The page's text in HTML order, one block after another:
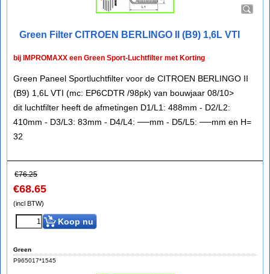
Green Filter CITROEN BERLINGO II (B9) 1,6L VTI
bij IMPROMAXX een Green Sport-Luchtfilter met Korting
Green Paneel Sportluchtfilter voor de CITROEN BERLINGO II
(B9) 1,6L VTI (mc: EP6CDTR /98pk) van bouwjaar 08/10>
dit luchtfilter heeft de afmetingen D1/L1: 488mm - D2/L2:
410mm - D3/L3: 83mm - D4/L4: ──mm - D5/L5: ──mm en H=
32
€76.25
€68.65
(incl BTW)
Koop nu
Green
P965017*1545